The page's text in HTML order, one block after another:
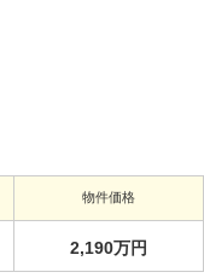
物件価格
2,190万円